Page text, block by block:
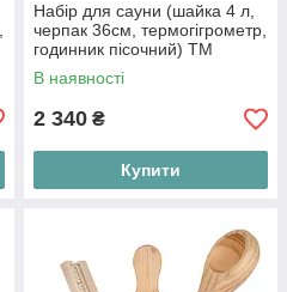
Набір для сауни (шайка 4 л,
черпак 36см, термогігрометр,
годинник пісочний) ТМ
Bonfire
В наявності
2 340 ₴
Купити